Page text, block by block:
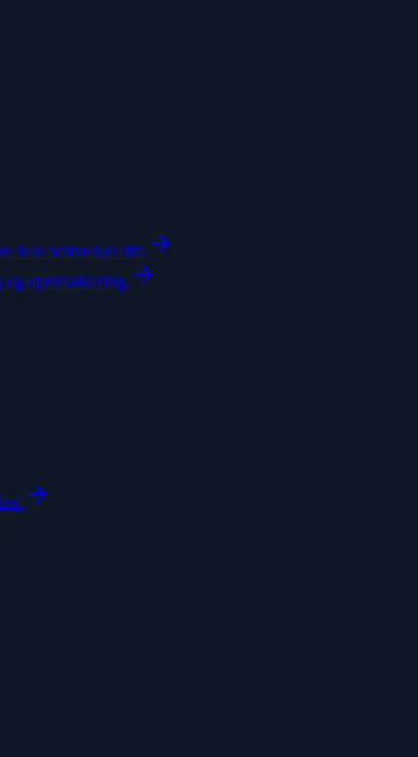
hele nettverket ditt.
og optimalisering.